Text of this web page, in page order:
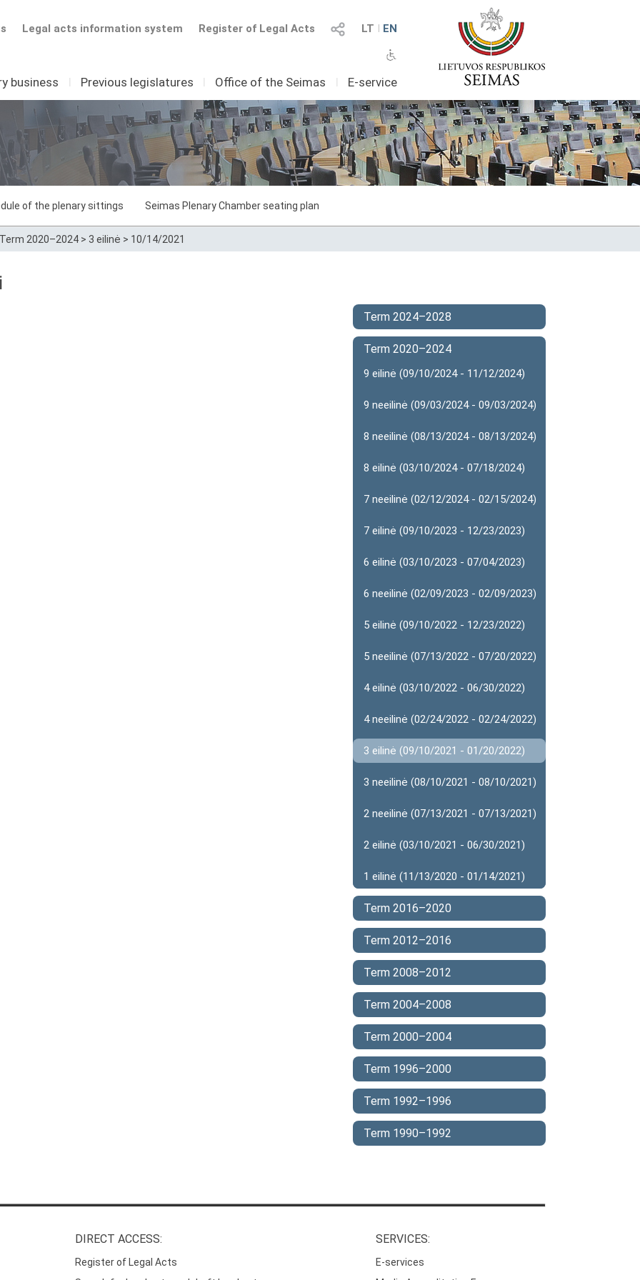
LT I EN
Register of Legal Acts
Legal acts information system
business I Previous legislatures I Office of the Seimas I E-service
of the plenary sittings Seimas Plenary Chamber seating plan
Term 2020–2024 > 3 eilinė > 10/14/2021
Term 2024–2028
Term 2020–2024
9 eilinė (09/10/2024 - 11/12/2024)
9 neeilinė (09/03/2024 - 09/03/2024)
8 neeilinė (08/13/2024 - 08/13/2024)
8 eilinė (03/10/2024 - 07/18/2024)
7 neeilinė (02/12/2024 - 02/15/2024)
7 eilinė (09/10/2023 - 12/23/2023)
6 eilinė (03/10/2023 - 07/04/2023)
6 neeilinė (02/09/2023 - 02/09/2023)
5 eilinė (09/10/2022 - 12/23/2022)
5 neeilinė (07/13/2022 - 07/20/2022)
4 eilinė (03/10/2022 - 06/30/2022)
4 neeilinė (02/24/2022 - 02/24/2022)
3 eilinė (09/10/2021 - 01/20/2022)
3 neeilinė (08/10/2021 - 08/10/2021)
2 neeilinė (07/13/2021 - 07/13/2021)
2 eilinė (03/10/2021 - 06/30/2021)
1 eilinė (11/13/2020 - 01/14/2021)
Term 2016–2020
Term 2012–2016
Term 2008–2012
Term 2004–2008
Term 2000–2004
Term 1996–2000
Term 1992–1996
Term 1990–1992
DIRECT ACCESS:
Register of Legal Acts
SERVICES:
E-services